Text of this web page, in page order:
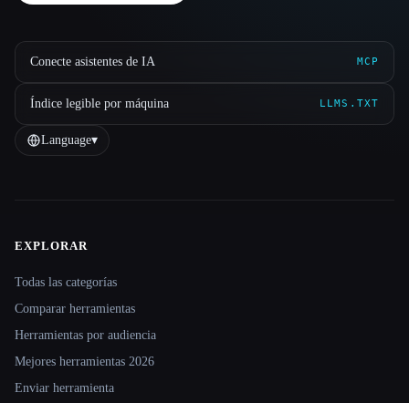
Conecte asistentes de IA MCP
Índice legible por máquina LLMS.TXT
Language▾
Site navigation
EXPLORAR
Todas las categorías
Comparar herramientas
Herramientas por audiencia
Mejores herramientas 2026
Enviar herramienta